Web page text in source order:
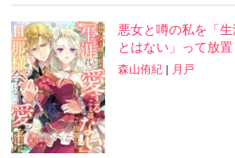
悪女と噂の私を「
とはない」って放
森山侑紀 | 月戸